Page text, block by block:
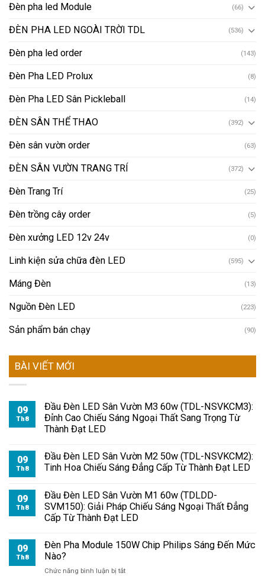
Đèn pha led Module (66)
ĐÈN PHA LED NGOÀI TRỜI TDL (536)
Đèn pha led order (143)
Đèn Pha LED Prolux (8)
Đèn Pha LED Sân Pickleball (14)
ĐÈN SÂN THỂ THAO (392)
Đèn sân vườn order (63)
ĐÈN SÂN VƯỜN TRANG TRÍ (372)
Đèn Trang Trí (25)
Đèn trồng cây order (5)
Đèn xưởng LED 12v 24v (0)
Linh kiện sửa chữa đèn LED (595)
Máng Đèn (13)
Nguồn Đèn LED (223)
Sản phẩm bán chạy (90)
BÀI VIẾT MỚI
09
Th8
Đầu Đèn LED Sân Vườn M3 60w (TDL-NSVKCM3):
Đỉnh Cao Chiếu Sáng Ngoại Thất Sang Trọng Từ
Thành Đạt LED
09
Th8
Đầu Đèn LED Sân Vườn M2 50w (TDL-NSVKCM2):
Tinh Hoa Chiếu Sáng Đẳng Cấp Từ Thành Đạt LED
09
Th8
Đầu Đèn LED Sân Vườn M1 60w (TDLDD-
SVM150): Giải Pháp Chiếu Sáng Ngoại Thất Đẳng
Cấp Từ Thành Đạt LED
09
Th8
Đèn Pha Module 150W Chip Philips Sáng Đến Mức
Nào?
Chức năng bình luận bị tắtở